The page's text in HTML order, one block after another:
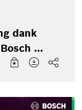
dank
...